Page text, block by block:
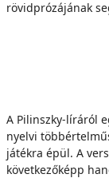
rövidprózájának
A Pilinszky-líráról
nyelvi
játékra épül. A
következőképp